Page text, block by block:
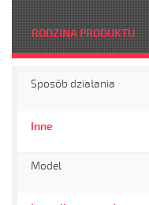
RODZINA PRODUKTU
Sposób działania
Inne
Model